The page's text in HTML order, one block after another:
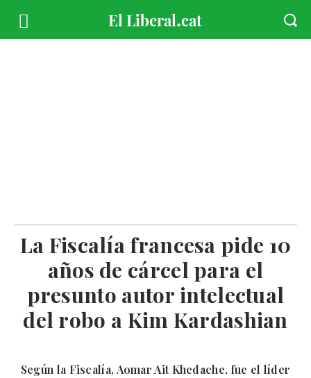
La Fiscalía francesa pide 10
años de cárcel para el
presunto autor intelectual
del robo a Kim Kardashian
Según la Fiscalía, Aomar Ait Khedache, fue el líder